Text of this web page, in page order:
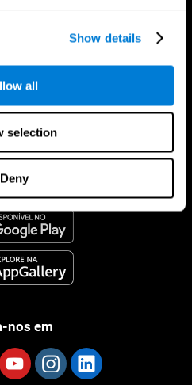
Show details
all
selection
Deny
nos em